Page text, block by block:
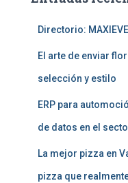
Directorio:
El arte de enviar
selección y estilo
ERP para
de datos en el
La mejor pizza en
pizza que